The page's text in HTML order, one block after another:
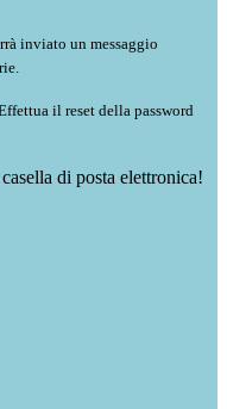
inviato un messaggio
il reset della password
di posta elettronica!